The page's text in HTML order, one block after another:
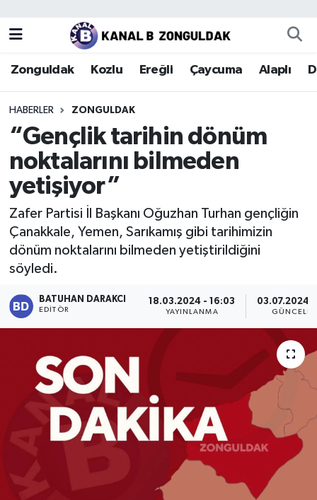
Zonguldak Kozlu Ereğli Çaycuma Alaplı
HABERLER ZONGULDAK
“Gençlik tarihin dönüm
noktalarını bilmeden
yetişiyor”
Zafer Partisi İl Başkanı Oğuzhan Turhan gençliğin
Çanakkale, Yemen, Sarıkamış gibi tarihimizin
dönüm noktalarını bilmeden yetiştirildiğini
söyledi.
BATUHAN DARAKCI
EDITÖR
18.03.2024 - 16:03
YAYINLANMA
03.07.2024 -
Zonguldak
Kozlu
Ereğli
Çaycuma
Alaplı
Devrek
Gökçebey
Bartın
Spor
Ulusal
Zonguldak Nöbetçi Eczaneler
Zonguldak Hava Durumu
Zonguldak Trafik Yoğunluk Haritası
Puan Durumu ve Fikstür
Tüm Manşetler
Son Dakika Haberleri
Haber Arşivi